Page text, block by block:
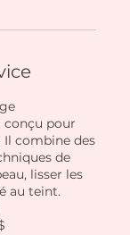
conçu pour
Il combine des
de
lisser les
au teint.